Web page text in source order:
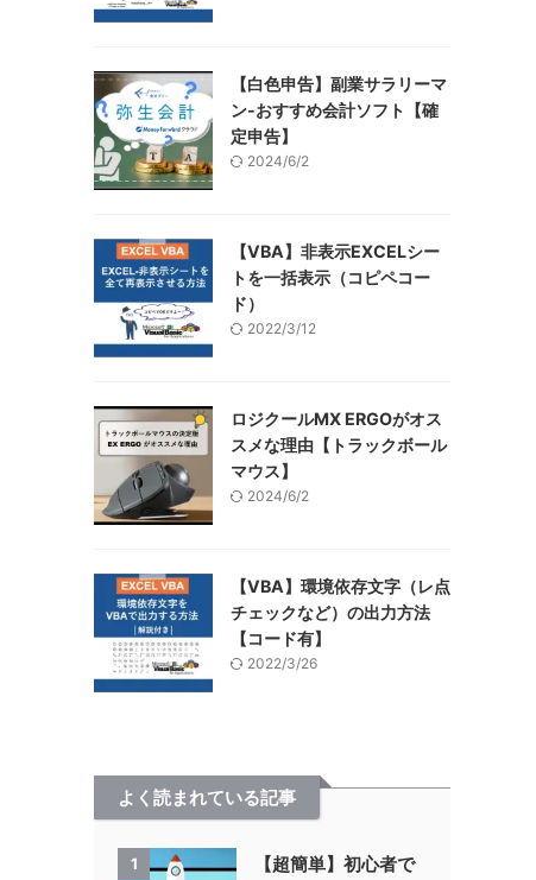
【白色申告】副業サラリーマ
ン-おすすめ会計ソフト【確
定申告】
2024/6/2
【VBA】非表示EXCELシー
トを一括表示（コピペコー
ド）
2022/3/12
ロジクールMX ERGOがオス
スメな理由【トラックボール
マウス】
2024/6/2
【VBA】環境依存文字（レ点
チェックなど）の出力方法
【コード有】
2022/3/26
よく読まれている記事
1
【超簡単】初心者で